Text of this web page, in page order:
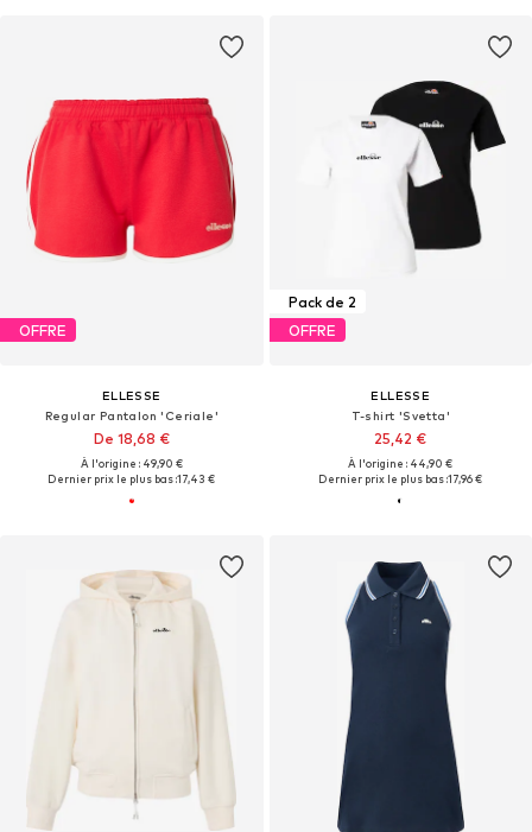
OFFRE
ELLESSE
Regular Pantalon 'Ceriale'
De 18,68 €
À l'origine : 49,90 €
Dernier prix le plus bas :17,43 €
Pack de 2
OFFRE
ELLESSE
T-shirt 'Svetta'
25,42 €
À l'origine : 44,90 €
Dernier prix le plus bas :17,96 €